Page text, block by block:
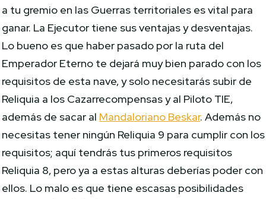
a tu gremio en las Guerras territoriales es vital para
ganar. La Ejecutor tiene sus ventajas y desventajas.
Lo bueno es que haber pasado por la ruta del
Emperador Eterno te dejará muy bien parado con los
requisitos de esta nave, y solo necesitarás subir de
Reliquia a los Cazarrecompensas y al Piloto TIE,
además de sacar al Mandaloriano Beskar. Además no
necesitas tener ningún Reliquia 9 para cumplir con los
requisitos; aquí tendrás tus primeros requisitos
Reliquia 8, pero ya a estas alturas deberías poder con
ellos. Lo malo es que tiene escasas posibilidades